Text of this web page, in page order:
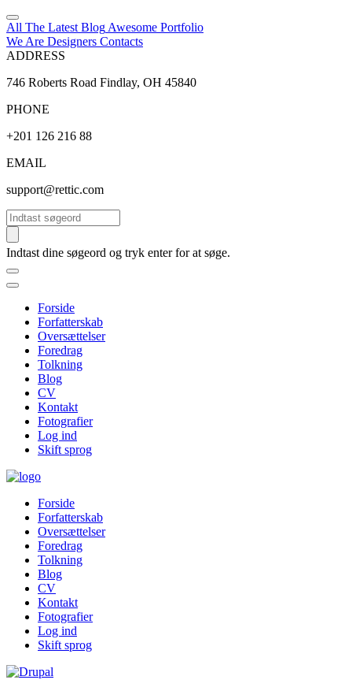
All The Latest Blog Awesome Portfolio
We Are Designers Contacts
ADDRESS
746 Roberts Road Findlay, OH 45840
PHONE
+201 126 216 88
EMAIL
support@rettic.com
Søg
Indtast dine søgeord og tryk enter for at søge.
Forside
Forfatterskab
Oversættelser
Foredrag
Tolkning
Blog
CV
Kontakt
Fotografier
Log ind
Skift sprog
Forside
Forfatterskab
Oversættelser
Foredrag
Tolkning
Blog
CV
Kontakt
Fotografier
Log ind
Skift sprog